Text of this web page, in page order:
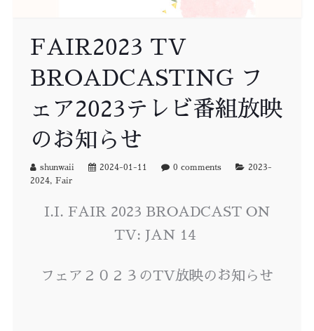
FAIR2023 TV
BROADCASTING フ
ェア2023テレビ番組放映
のお知らせ
shunwaii 2024-01-11 0 comments
2023-
2024, Fair
I.I. FAIR 2023 BROADCAST ON
TV: JAN 14
フェア２０２３のTV放映のお知らせ